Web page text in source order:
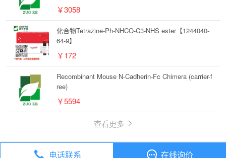
￥3058
化合物Tetrazine-Ph-NHCO-C3-NHS ester【1244040-
64-9】
￥172
Recombinant Mouse N-Cadherin-Fc Chimera (carrier-f
ree)
￥5594
查看更多
全部分类 试剂
电话联系 在线询价